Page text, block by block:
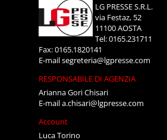
LG PRESSE S.R.L.
via Festaz, 52
11100 AOSTA
Tel: 0165.231711
Fax: 0165.1820141
E-mailsegreteria@lgpresse.com
RESPONSABILE DI AGENZIA
Arianna Gori Chisari
E-maila.chisari@lgpresse.com
Account
Luca Torino